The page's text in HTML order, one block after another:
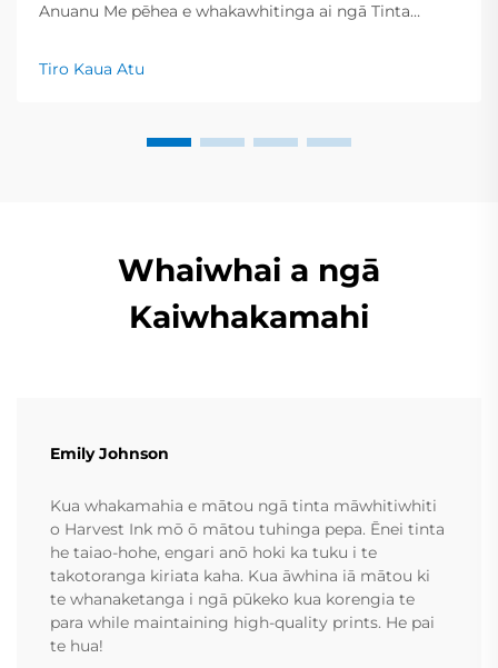
Anuanu Me pēhea e whakawhitinga ai ngā Tinta
Ko ngā tinta printa anuanu e maroke ana tere tere, nā
reira he pai mō te whakaputa i te nuinga o ngā kōrero
Tiro Kaua Atu
Whaiwhai a ngā
Kaiwhakamahi
Emily Johnson
Kua whakamahia e mātou ngā tinta māwhitiwhiti
o Harvest Ink mō ō mātou tuhinga pepa. Ēnei tinta
he taiao-hohe, engari anō hoki ka tuku i te
takotoranga kiriata kaha. Kua āwhina iā mātou ki
te whanaketanga i ngā pūkeko kua korengia te
para while maintaining high-quality prints. He pai
te hua!